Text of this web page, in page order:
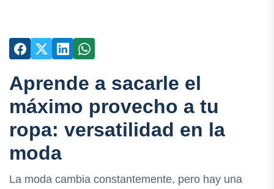
Aprende a sacarle el
máximo provecho a tu
ropa: versatilidad en la
moda
La moda cambia constantemente, pero hay una